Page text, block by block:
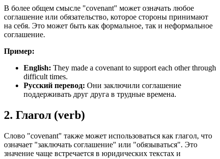
В более общем смысле "covenant" может означать любое
соглашение или обязательство, которое стороны принимают
на себя. Это может быть как формальное, так и неформальное
соглашение.
Пример:
English: They made a covenant to support each other through
difficult times.
Русский перевод: Они заключили соглашение
поддерживать друг друга в трудные времена.
2. Глагол (verb)
Слово "covenant" также может использоваться как глагол, что
означает "заключать соглашение" или "обязываться". Это
значение чаще встречается в юридических текстах и